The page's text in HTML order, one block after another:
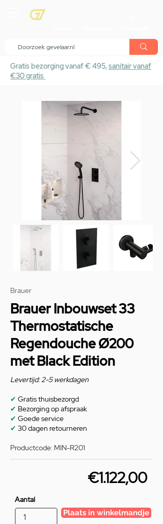
Gratis bezorging vanaf € 495,sanitair vanaf
€30 gratis
Brauer
Brauer Inbouwset 33
Thermostatische
Regendouche Ø200
met Black Edition
Levertijd: 2-5 werkdagen
✔ Gratis thuisbezorgd
✔ Bezorging op afspraak
✔ Goede service
✔ 30 dagen retourneren
Productcode: MIN-R201
€1.122,00
Aantal
Plaats in winkelmandje